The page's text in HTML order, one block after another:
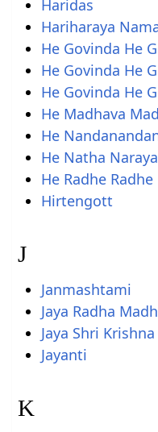
Haridas
Hariharaya
He Govinda He
He Govinda He
He Govinda He
He Madhava
He
He Natha
He Radhe
Hirtengott
J
Janmashtami
Jaya Radha
Jaya Shri
Jayanti
K